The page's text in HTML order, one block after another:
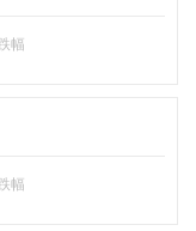
幅
幅